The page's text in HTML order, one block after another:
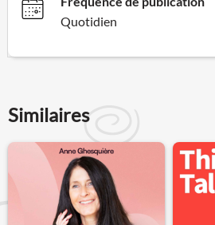
Quotidien
Similaires